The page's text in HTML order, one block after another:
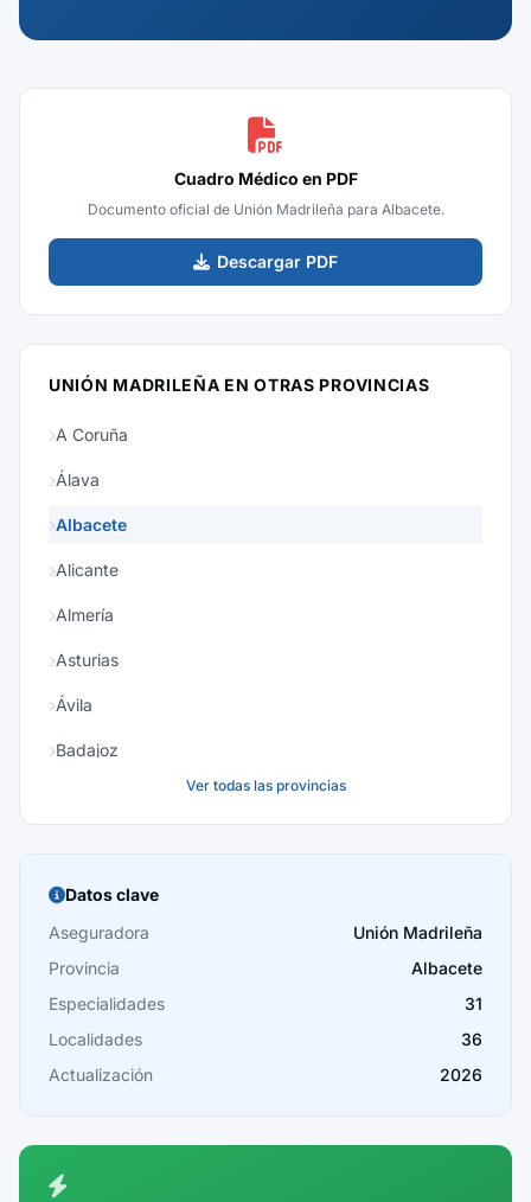
Cuadro Médico en PDF
Documento oficial de Unión Madrileña para Albacete.
Descargar PDF
UNIÓN MADRILEÑA EN OTRAS PROVINCIAS
A Coruña
Álava
Albacete
Alicante
Almería
Asturias
Ávila
Badajoz
Burgos
Cáceres
Cádiz
Cantabria
Castellón
Ver todas las provincias
Datos clave
Aseguradora
Unión Madrileña
Provincia
Albacete
Especialidades
31
Localidades
36
Actualización
2026